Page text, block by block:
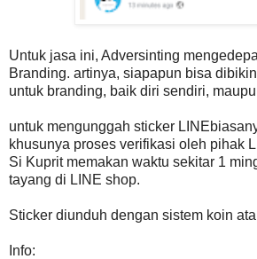
Untuk jasa ini, Adversinting
Branding. artinya, siapapun bisa
untuk branding, baik diri sendiri,
untuk mengunggah sticker
khusunya proses verifikasi oleh pihak
Si Kuprit memakan waktu sekitar 1
tayang di LINE shop.
Sticker diunduh dengan sistem koin
Info: